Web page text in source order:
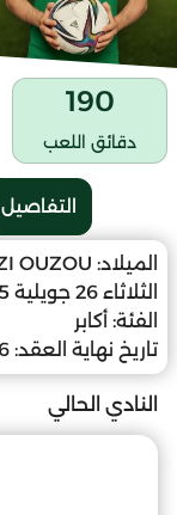
190
دقائق اللعب
التفاصيل
الميلاد: OUZOU
الثلاثاء 26 جويلية 2005
الفئة: أكابر
تاريخ نهاية العقد:
النادي الحالي